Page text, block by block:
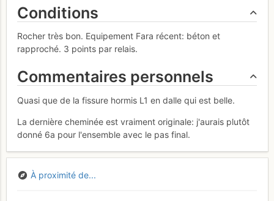
Conditions
Rocher très bon. Equipement Fara récent: béton et
rapproché. 3 points par relais.
Commentaires personnels
Quasi que de la fissure hormis L1 en dalle qui est belle.
La dernière cheminée est vraiment originale: j'aurais plutôt
donné 6a pour l'ensemble avec le pas final.
À proximité de...